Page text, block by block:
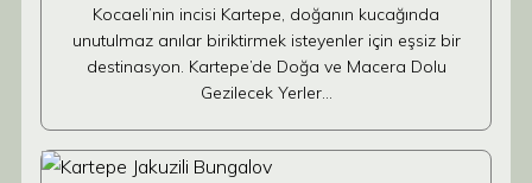
Kocaeli’nin incisi Kartepe, doğanın kucağında
unutulmaz anılar biriktirmek isteyenler için eşsiz bir
destinasyon. Kartepe’de Doğa ve Macera Dolu
Gezilecek Yerler…